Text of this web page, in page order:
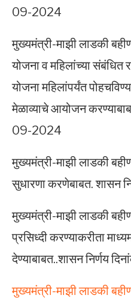
09-2024
मुख्यमंत्री-माझी लाडकी
योजना व महिलांच्या संबंधित
योजना महिलांपर्यंत
मेळाव्याचे आयोजन
09-2024
मुख्यमंत्री-माझी लाडकी
सुधारणा करणेबाबत. शासन
मुख्यमंत्री-माझी लाडकी
प्रसिध्दी करण्याकरीता
देण्याबाबत..शासन निर्णय
मुख्यमंत्री-माझी लाडकी